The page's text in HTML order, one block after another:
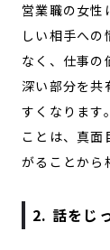
営業職の女性
しい相手へ
なく、仕事の
深い部分を共
すくなります
ことは、真面
がることから
2. 話をじ